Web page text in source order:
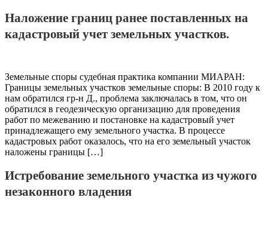
Наложение границ ранее поставленных на
кадастровый учет земельных участков.
Земельные споры судебная практика компании МИАРАН:
Границы земельных участков земельные споры: В 2010 году к
нам обратился гр-н Д., проблема заключалась в том, что он
обратился в геодезическую организацию для проведения
работ по межеванию и постановке на кадастровый учет
принадлежащего ему земельного участка. В процессе
кадастровых работ оказалось, что на его земельный участок
наложены границы […]
Истребование земельного участка из чужого
незаконного владения